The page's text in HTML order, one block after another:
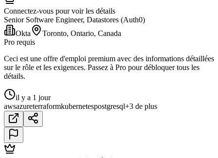
Connectez-vous pour voir les détails
Senior Software Engineer, Datastores (Auth0)
Okta
Toronto, Ontario, Canada
Pro requis
Ceci est une offre d'emploi premium avec des informations détaillées
sur le rôle et les exigences. Passez à Pro pour débloquer tous les
détails.
il y a 1 jour
awsazureterraformkubernetespostgresql+3 de plus